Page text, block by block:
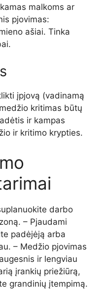
malkoms ar
pjovimas:
ašiai. Tinka
įpjovą (vadinamą
kritimas būtų
ir kampas
ir kritimo krypties.
darbo
– Pjaudami
padėjėją arba
– Medžio pjovimas
ir lengviau
įrankių priežiūrą,
grandinių įtempimą.